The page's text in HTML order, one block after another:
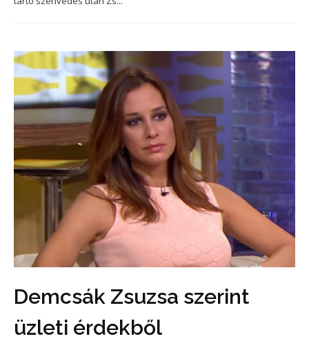
Demcsák Zsuzsa szerint
üzleti érdekből